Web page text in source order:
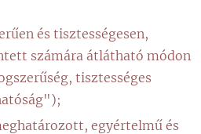
és tisztességesen,
számára átlátható módon
tisztességes
egyértelmű és